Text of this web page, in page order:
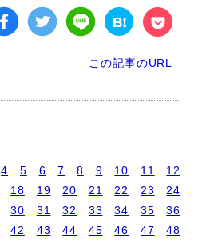
この記事のURL
4 5 6 7 8 9 10 11
12
18 19 20 21 22 23
24
30 31 32 33 34 35
36
42 43 44 45 46 47
48